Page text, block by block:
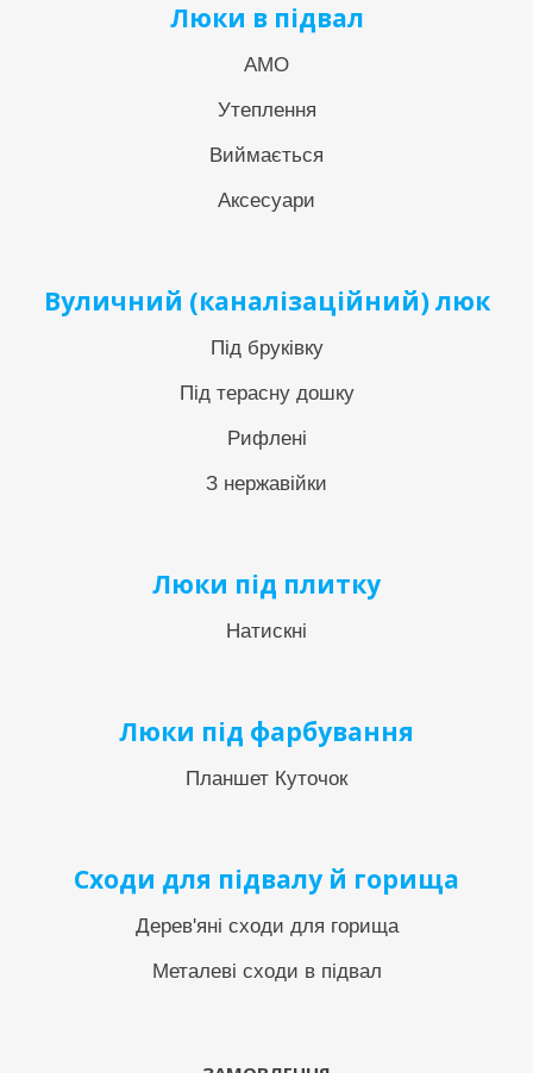
Люки в підвал
АМО
Утеплення
Виймається
Аксесуари
Вуличний (каналізаційний) люк
Під бруківку
Під терасну дошку
Рифлені
З нержавійки
Люки під плитку
Натискні
Люки під фарбування
Планшет Куточок
Сходи для підвалу й горища
Дерев'яні сходи для горища
Металеві сходи в підвал